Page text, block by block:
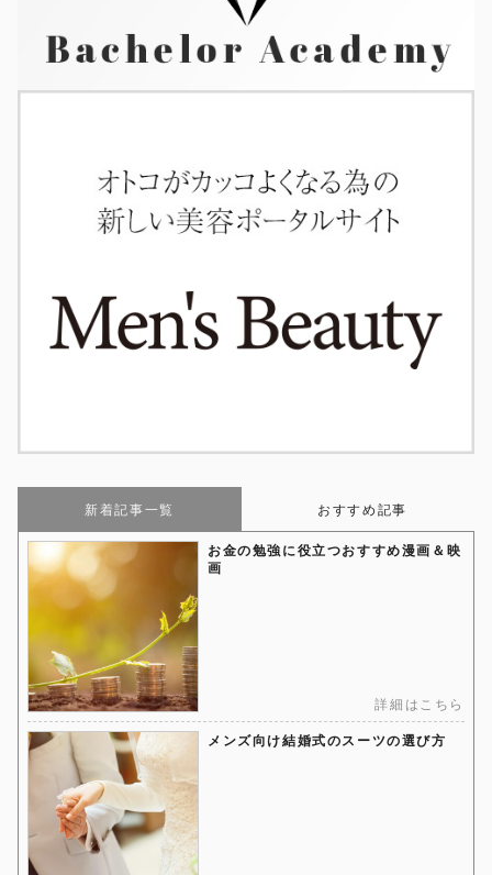
新着記事一覧 おすすめ記事
お金の勉強に役立つおすすめ漫画＆映
画
詳細はこちら
メンズ向け結婚式のスーツの選び方